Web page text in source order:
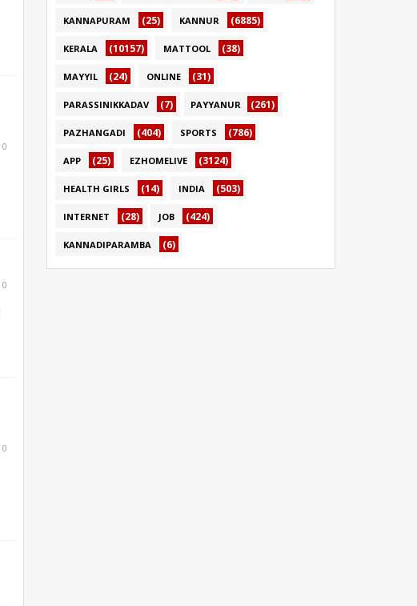
0
0
0
KANNAPURAM (25) KANNUR (6885)
KERALA (10157) MATTOOL (38)
MAYYIL (24) ONLINE (31)
PARASSINIKKADAV (7) PAYYANUR (261)
PAZHANGADI (404) SPORTS (786)
APP (25) EZHOMELIVE (3124)
HEALTH GIRLS (14) INDIA (503)
INTERNET (28) JOB (424)
KANNADIPARAMBA (6)